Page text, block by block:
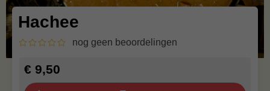
Hachee
nog geen beoordelingen
€ 9,50